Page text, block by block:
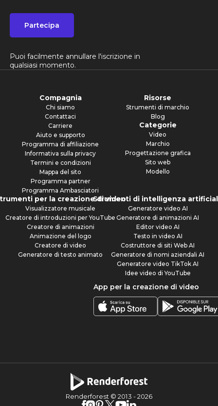
Partecipa
Puoi facilmente annullare l'iscrizione in
qualsiasi momento.
Compagnia
Chi siamo
Contattaci
Carriere
Aiuto e supporto
Programma di affiliazione
Informativa sulla privacy
Termini e condizioni
Mappa del sito
Programma partner
Programma Ambasciatori
Risorse
Strumenti di marchio
Blog
Categorie
Video
Marchio
Progettazione grafica
Sito web
Modello
per la creazione di video
Visualizzatore musicale
Creatore di introduzioni per YouTube
Creatore di animazioni
Animazione del logo
Creatore di video
Generatore di testo animato
Strumenti di intelligenza
Generatore video AI
Generatore di animazioni AI
Editor video AI
Testo in video AI
Costruttore di siti Web AI
Generatore di nomi aziendali AI
Generatore video TikTok AI
Idee video di YouTube
App per la creazione di video
Renderforest © 2013 -2026